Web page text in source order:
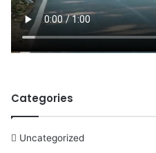
Categories
Uncategorized